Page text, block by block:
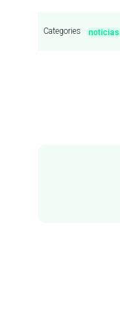
Categories noticias